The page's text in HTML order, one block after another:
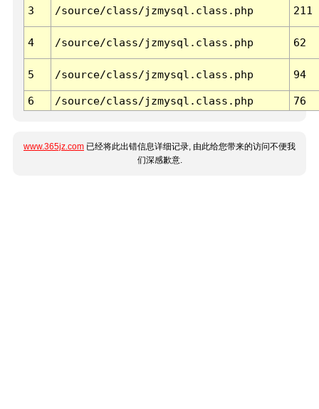
3 /source/class/jzmysql.class.php 211
4 /source/class/jzmysql.class.php 62
5 /source/class/jzmysql.class.php 94
6 /source/class/jzmysql.class.php 76
www.365jz.com 已经将此出错信息详细记录, 由此给您带来的访问不便我
们深感歉意.